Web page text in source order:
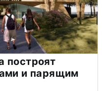
построят
и парящим